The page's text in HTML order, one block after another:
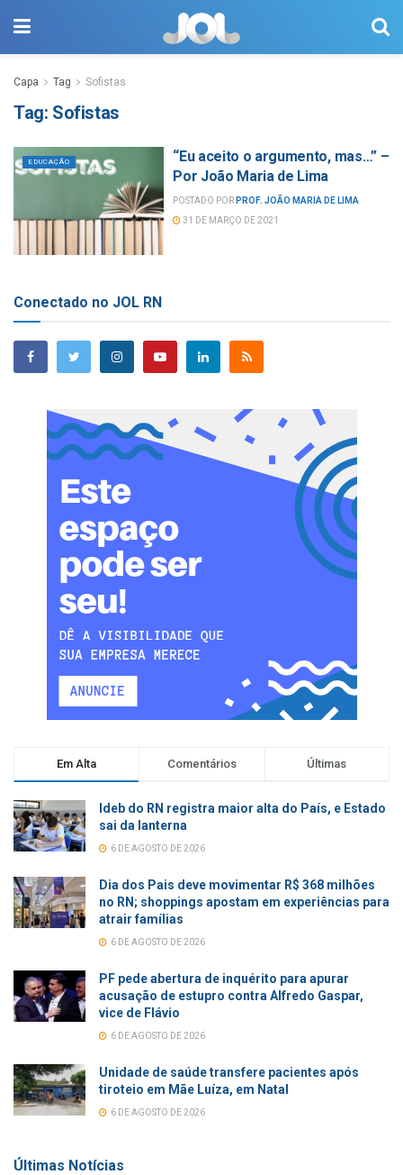
Capa Tag Sofistas
Tag: Sofistas
EDUCAÇÃO
“Eu aceito o argumento, mas…” –
Por João Maria de Lima
POSTADO POR PROF. JOÃO MARIA DE LIMA
31 DE MARÇO DE 2021
Conectado no JOL RN
Em Alta Comentários Últimas
Ideb do RN registra maior alta do País, e Estado
sai da lanterna
6 DE AGOSTO DE 2026
Dia dos Pais deve movimentar R$ 368 milhões
no RN; shoppings apostam em experiências para
atrair famílias
6 DE AGOSTO DE 2026
PF pede abertura de inquérito para apurar
acusação de estupro contra Alfredo Gaspar,
vice de Flávio
6 DE AGOSTO DE 2026
Unidade de saúde transfere pacientes após
tiroteio em Mãe Luíza, em Natal
6 DE AGOSTO DE 2026
Últimas Notícias